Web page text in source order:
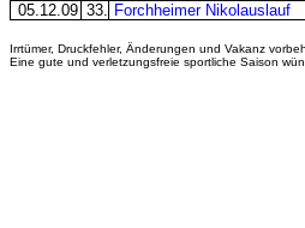
05.12.09 33. Forchheimer Nikolauslauf
Irrtümer, Druckfehler, Änderungen und Vakanz
Eine gute und verletzungsfreie sportliche Saison